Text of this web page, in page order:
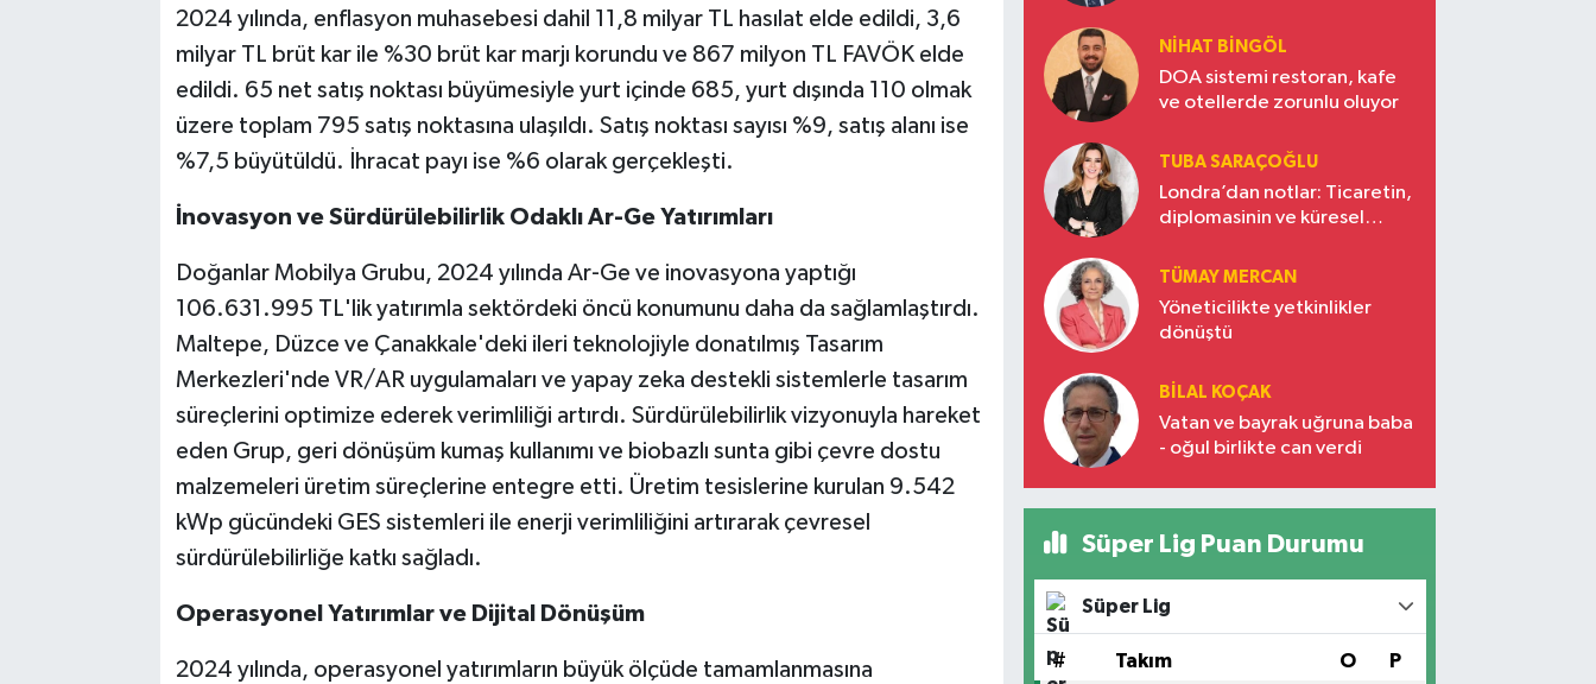
2024 yılında, enflasyon muhasebesi dahil 11,8 milyar TL hasılat elde edildi, 3,6
milyar TL brüt kar ile %30 brüt kar marjı korundu ve 867 milyon TL FAVÖK elde
edildi. 65 net satış noktası büyümesiyle yurt içinde 685, yurt dışında 110 olmak
üzere toplam 795 satış noktasına ulaşıldı. Satış noktası sayısı %9, satış alanı ise
%7,5 büyütüldü. İhracat payı ise %6 olarak gerçekleşti.
İnovasyon ve Sürdürülebilirlik Odaklı Ar-Ge Yatırımları
Doğanlar Mobilya Grubu, 2024 yılında Ar-Ge ve inovasyona yaptığı
106.631.995 TL'lik yatırımla sektördeki öncü konumunu daha da sağlamlaştırdı.
Maltepe, Düzce ve Çanakkale'deki ileri teknolojiyle donatılmış Tasarım
Merkezleri'nde VR/AR uygulamaları ve yapay zeka destekli sistemlerle tasarım
süreçlerini optimize ederek verimliliği artırdı. Sürdürülebilirlik vizyonuyla hareket
eden Grup, geri dönüşüm kumaş kullanımı ve biobazlı sunta gibi çevre dostu
malzemeleri üretim süreçlerine entegre etti. Üretim tesislerine kurulan 9.542
kWp gücündeki GES sistemleri ile enerji verimliliğini artırarak çevresel
sürdürülebilirliğe katkı sağladı.
Operasyonel Yatırımlar ve Dijital Dönüşüm
2024 yılında, operasyonel yatırımların büyük ölçüde tamamlanmasına
NIHAT BINGÖL
DOA sistemi restoran, kafe
ve otellerde zorunlu oluyor
TUBA SARAÇOĞLU
Londra’dan notlar: Ticaretin,
diplomasinin ve küresel
Türkiye’nin yükselen gücü
TÜMAY MERCAN
Yöneticilikte yetkinlikler
dönüştü
BILAL KOÇAK
Vatan ve bayrak uğruna baba
- oğul birlikte can verdi
Süper Lig Puan Durumu
Süper Lig
# Takım O P